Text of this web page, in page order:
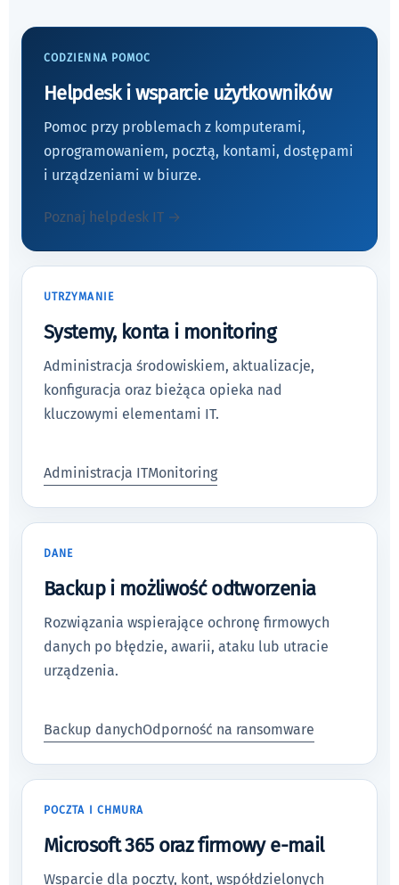
CODZIENNA POMOC
Helpdesk i wsparcie użytkowników
Pomoc przy problemach z komputerami,
oprogramowaniem, pocztą, kontami, dostępami
i urządzeniami w biurze.
Poznaj helpdesk IT →
UTRZYMANIE
Systemy, konta i monitoring
Administracja środowiskiem, aktualizacje,
konfiguracja oraz bieżąca opieka nad
kluczowymi elementami IT.
Administracja ITMonitoring
DANE
Backup i możliwość odtworzenia
Rozwiązania wspierające ochronę firmowych
danych po błędzie, awarii, ataku lub utracie
urządzenia.
Backup danychOdporność na ransomware
POCZTA I CHMURA
Microsoft 365 oraz firmowy e-mail
Wsparcie dla poczty, kont, współdzielonych